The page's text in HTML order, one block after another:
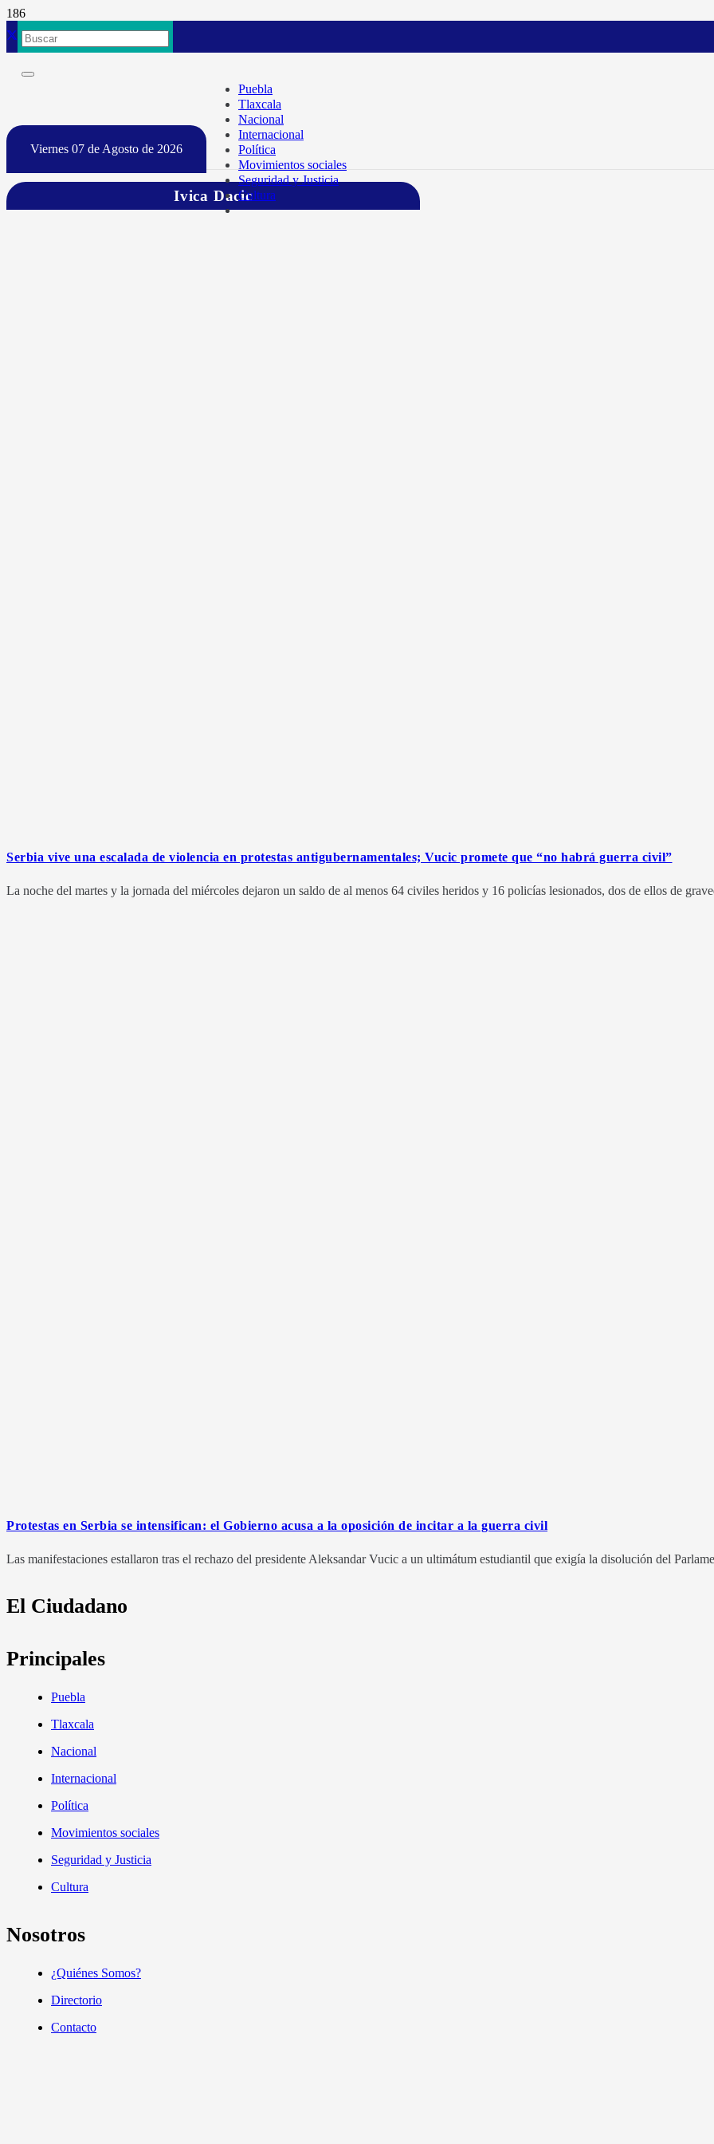
Viernes 07 de Agosto de 2026
Puebla
Tlaxcala
Nacional
Internacional
Política
Movimientos sociales
Seguridad y Justicia
Cultura
Ivica Dacic
Serbia vive una escalada de violencia en protestas antigubernamentales; Vucic promete que “no habrá guerra civil”
La noche del martes y la jornada del miércoles dejaron un saldo de al menos 64 civiles heridos y 16 policías lesionados, dos de ellos de
Protestas en Serbia se intensifican: el Gobierno acusa a la oposición de incitar a la guerra civil
Las manifestaciones estallaron tras el rechazo del presidente Aleksandar Vucic a un ultimátum estudiantil que exigía la disolución del
El Ciudadano
Principales
Puebla
Tlaxcala
Nacional
Internacional
Política
Movimientos sociales
Seguridad y Justicia
Cultura
Nosotros
¿Quiénes Somos?
Directorio
Contacto